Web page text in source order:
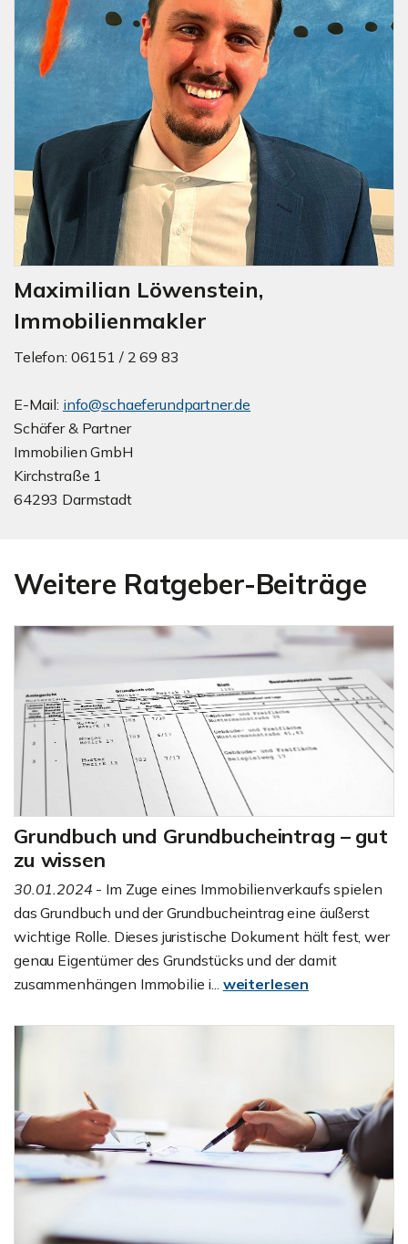
Maximilian Löwenstein,
Immobilienmakler
Telefon: 06151 / 2 69 83
E-Mail: info@schaeferundpartner.de
Schäfer & Partner
Immobilien GmbH
Kirchstraße 1
64293 Darmstadt
Weitere Ratgeber-Beiträge
Grundbuch und Grundbucheintrag – gut
zu wissen
30.01.2024 - Im Zuge eines Immobilienverkaufs spielen
das Grundbuch und der Grundbucheintrag eine äußerst
wichtige Rolle. Dieses juristische Dokument hält fest, wer
genau Eigentümer des Grundstücks und der damit
zusammenhängen Immobilie i... weiterlesen